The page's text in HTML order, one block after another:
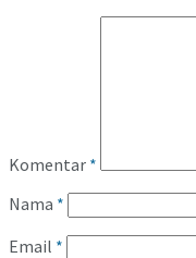
Komentar *
Nama *
Email *